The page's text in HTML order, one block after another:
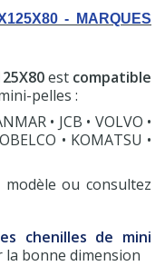
(7 avis)
- MARQUES
est compatible
pelles :
• JCB • VOLVO •
• KOMATSU •
ou consultez
chenilles de mini
la bonne dimension